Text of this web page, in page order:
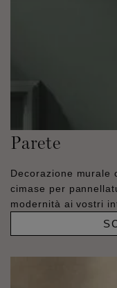
Parete
Decorazione murale
cimase per
modernità ai vostri